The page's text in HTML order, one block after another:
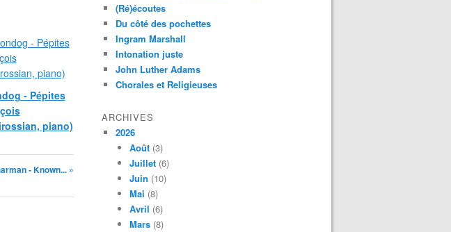
- Pépites
piano)
- Known... »
(Ré)écoutes
Du côté des pochettes
Ingram Marshall
Intonation juste
John Luther Adams
Chorales et Religieuses
ARCHIVES
2026
Août (3)
Juillet (6)
Juin (10)
Mai (8)
Avril (6)
Mars (8)